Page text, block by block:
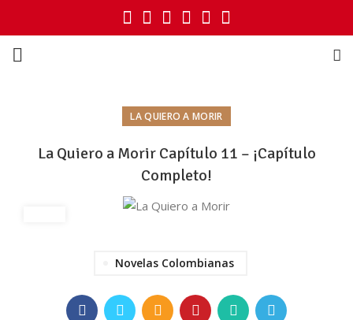
LA QUIERO A MORIR
La Quiero a Morir Capítulo 11 – ¡Capítulo
Completo!
Novelas Colombianas